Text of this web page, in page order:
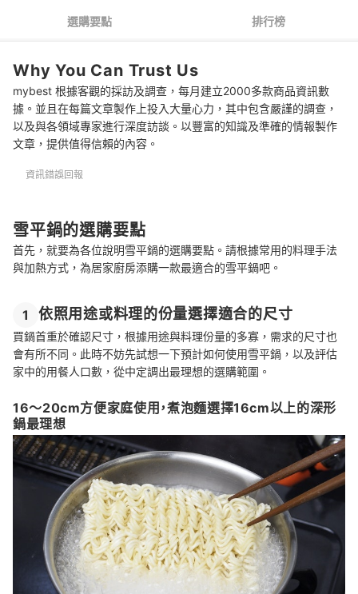
推薦十大雪平鍋人氣排行榜
有效防止雪平鍋變黑的技巧
選購雪平鍋的常見問題
Q：雪平鍋適合炒菜或油炸嗎？
更多熱門的單柄鍋具
總結
選購要點 排行榜
Why You Can Trust Us
mybest 根據客觀的採訪及調查，每月建立2000多款商品資訊數
據。並且在每篇文章製作上投入大量心力，其中包含嚴謹的調查，
以及與各領域專家進行深度訪談。以豐富的知識及準確的情報製作
文章，提供值得信賴的內容。
資訊錯誤回報
雪平鍋的選購要點
首先，就要為各位說明雪平鍋的選購要點。請根據常用的料理手法
與加熱方式，為居家廚房添購一款最適合的雪平鍋吧。
1 依照用途或料理的份量選擇適合的尺寸
買鍋首重於確認尺寸，根據用途與料理份量的多寡，需求的尺寸也
會有所不同。此時不妨先試想一下預計如何使用雪平鍋，以及評估
家中的用餐人口數，從中定調出最理想的選購範圍。
16～20cm方便家庭使用，煮泡麵選擇16cm以上的深形
鍋最理想